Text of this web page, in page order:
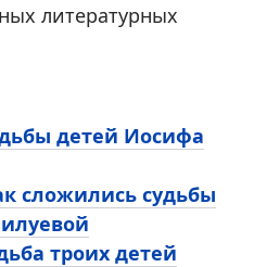
литературных
детей Иосифа
сложились судьбы
троих детей